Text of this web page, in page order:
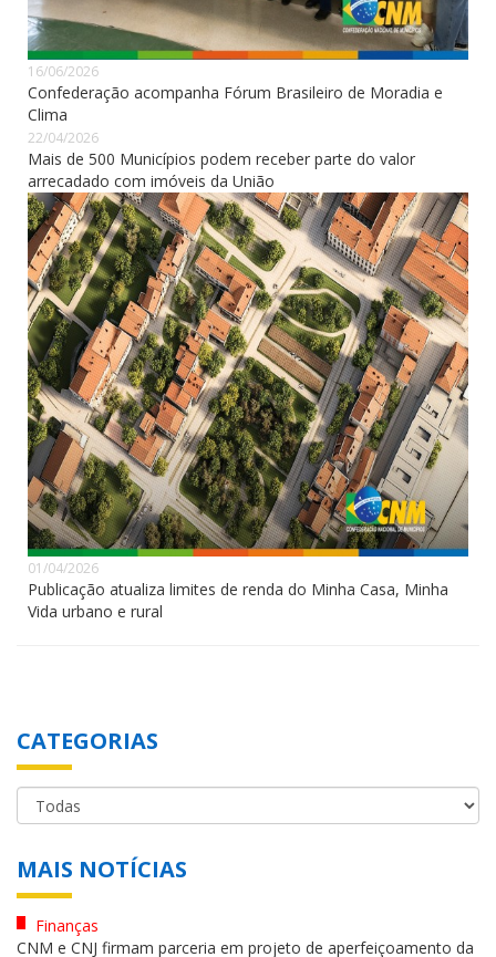
16/06/2026
Confederação acompanha Fórum Brasileiro de Moradia e
Clima
22/04/2026
Mais de 500 Municípios podem receber parte do valor
arrecadado com imóveis da União
01/04/2026
Publicação atualiza limites de renda do Minha Casa, Minha
Vida urbano e rural
CATEGORIAS
MAIS NOTÍCIAS
Finanças
CNM e CNJ firmam parceria em projeto de aperfeiçoamento da